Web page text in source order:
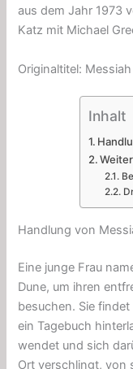
aus dem Jahr 1973
Katz mit Michael
Originaltitel:
Inhalt
Handlung von
Eine junge Frau
Dune, um ihren
besuchen. Sie
ein Tagebuch
wendet und sich
Ort verschlingt, von